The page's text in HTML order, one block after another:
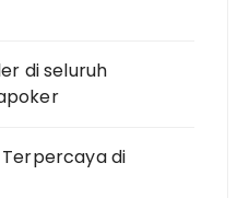
di seluruh
di